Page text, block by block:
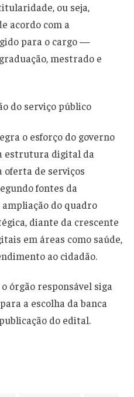
ou seja,
acordo com a
para o cargo —
mestrado e
do serviço público
o esforço do governo
estrutura digital da
de serviços
fontes da
do quadro
diante da crescente
em áreas como saúde,
ao cidadão.
órgão responsável siga
a escolha da banca
do edital.